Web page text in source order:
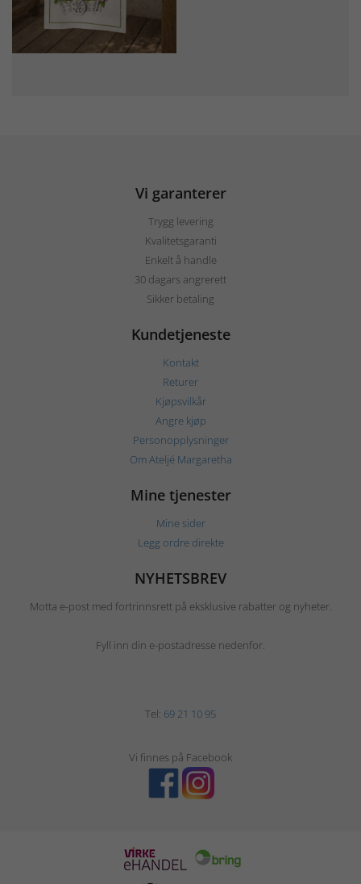
Vi garanterer
Trygg levering
Kvalitetsgaranti
Enkelt å handle
30 dagars angrerett
Sikker betaling
Kundetjeneste
Kontakt
Returer
Kjøpsvilkår
Angre kjøp
Personopplysninger
Om Ateljé Margaretha
Mine tjenester
Mine sider
Legg ordre direkte
NYHETSBREV
Motta e-post med fortrinnsrett på eksklusive rabatter og nyheter.
Fyll inn din e-postadresse nedenfor.
Tel: 69 21 10 95
Vi finnes på Facebook